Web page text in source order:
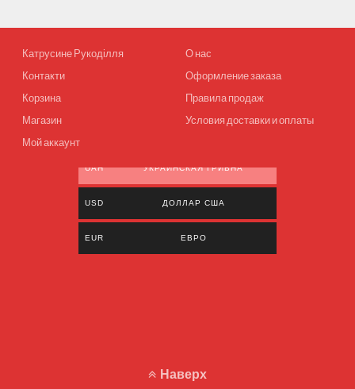
Катрусине Рукоділля
Контакти
Корзина
Магазин
Мой аккаунт
О нас
Оформление заказа
Правила продаж
Условия доставки и оплаты
UAH УКРАИНСКАЯ ГРИВНА
USD ДОЛЛАР США
EUR ЕВРО
Наверх